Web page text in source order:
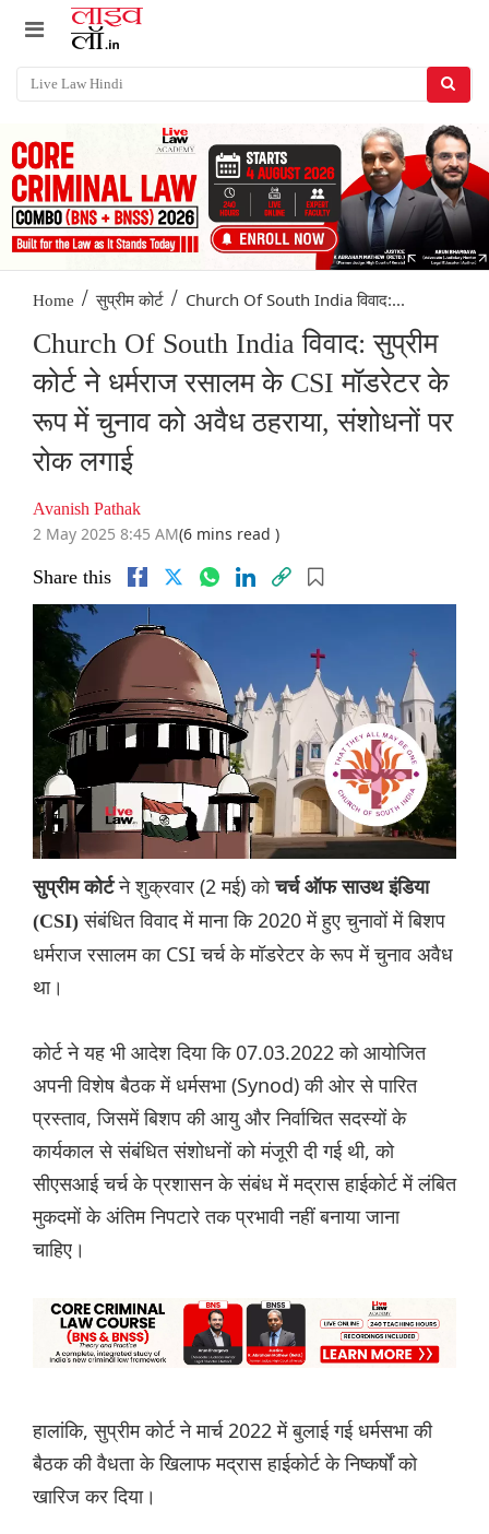
Home / सुप्रीम कोर्ट / Church Of South India विवाद:...
Church Of South India विवाद: सुप्रीम
कोर्ट ने धर्मराज रसालम के CSI मॉडरेटर के
रूप में चुनाव को अवैध ठहराया, संशोधनों पर
रोक लगाई
Avanish Pathak
2 May 2025 8:45 AM(6 mins read )
Share this
सुप्रीम कोर्टने शुक्रवार (2 मई) कोचर्च ऑफ साउथ इंडिया
(CSI)संबंधित विवाद में माना कि 2020 में हुए चुनावों में बिशप
धर्मराज रसालम का CSI चर्च के मॉडरेटर के रूप में चुनाव अवैध
था।
कोर्ट ने यह भी आदेश दिया कि 07.03.2022 को आयोजित
अपनी विशेष बैठक में धर्मसभा (Synod) की ओर से पारित
प्रस्ताव, जिसमें बिशप की आयु और निर्वाचित सदस्यों के
कार्यकाल से संबंधित संशोधनों को मंजूरी दी गई थी, को
सीएसआई चर्च के प्रशासन के संबंध में मद्रास हाईकोर्ट में लंबित
मुकदमों के अंतिम निपटारे तक प्रभावी नहीं बनाया जाना
चाहिए।
हालांकि, सुप्रीम कोर्ट ने मार्च 2022 में बुलाई गई धर्मसभा की
बैठक की वैधता के खिलाफ मद्रास हाईकोर्ट के निष्कर्षों को
खारिज कर दिया।